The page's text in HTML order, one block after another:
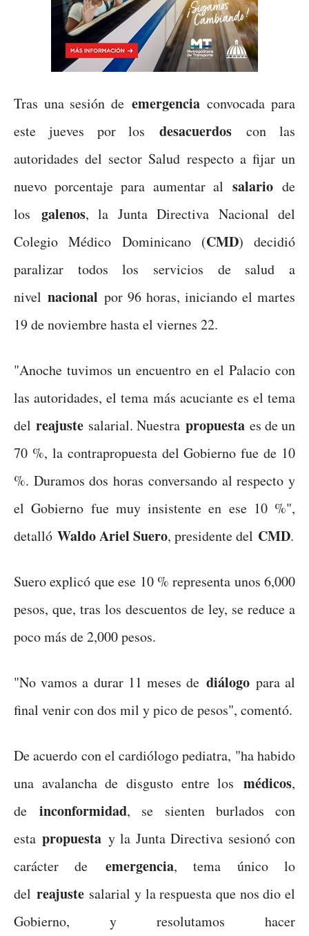
Tras una sesión de emergenciaconvocada para
este jueves por losdesacuerdos con las
autoridades del sector Salud respecto a fijar un
nuevo porcentaje para aumentar al salariode
los galenos, la Junta Directiva Nacional del
Colegio Médico Dominicano (CMD) decidió
paralizar todos los servicios de salud a
nivel nacional por 96 horas, iniciando el martes
19 de noviembre hasta el viernes 22.
"Anoche tuvimos un encuentro en el Palacio con
las autoridades, el tema más acuciante es el tema
delreajuste salarial. Nuestra propuestaes de un
70 %, la contrapropuesta del Gobierno fue de 10
%. Duramos dos horas conversando al respecto y
el Gobierno fue muy insistente en ese 10 %",
detalló Waldo Ariel Suero, presidente del CMD.
Suero explicó que ese 10 % representa unos 6,000
pesos, que, tras los descuentos de ley, se reduce a
poco más de 2,000 pesos.
"No vamos a durar 11 meses de diálogopara al
final venir con dos mil y pico de pesos", comentó.
De acuerdo con el cardiólogo pediatra, "ha habido
una avalancha de disgusto entre los médicos,
deinconformidad, se sienten burlados con
estapropuesta y la Junta Directiva sesionó con
carácter de emergencia, tema único lo
del reajustesalarial y la respuesta que nos dio el
Gobierno, y resolutamos hacer